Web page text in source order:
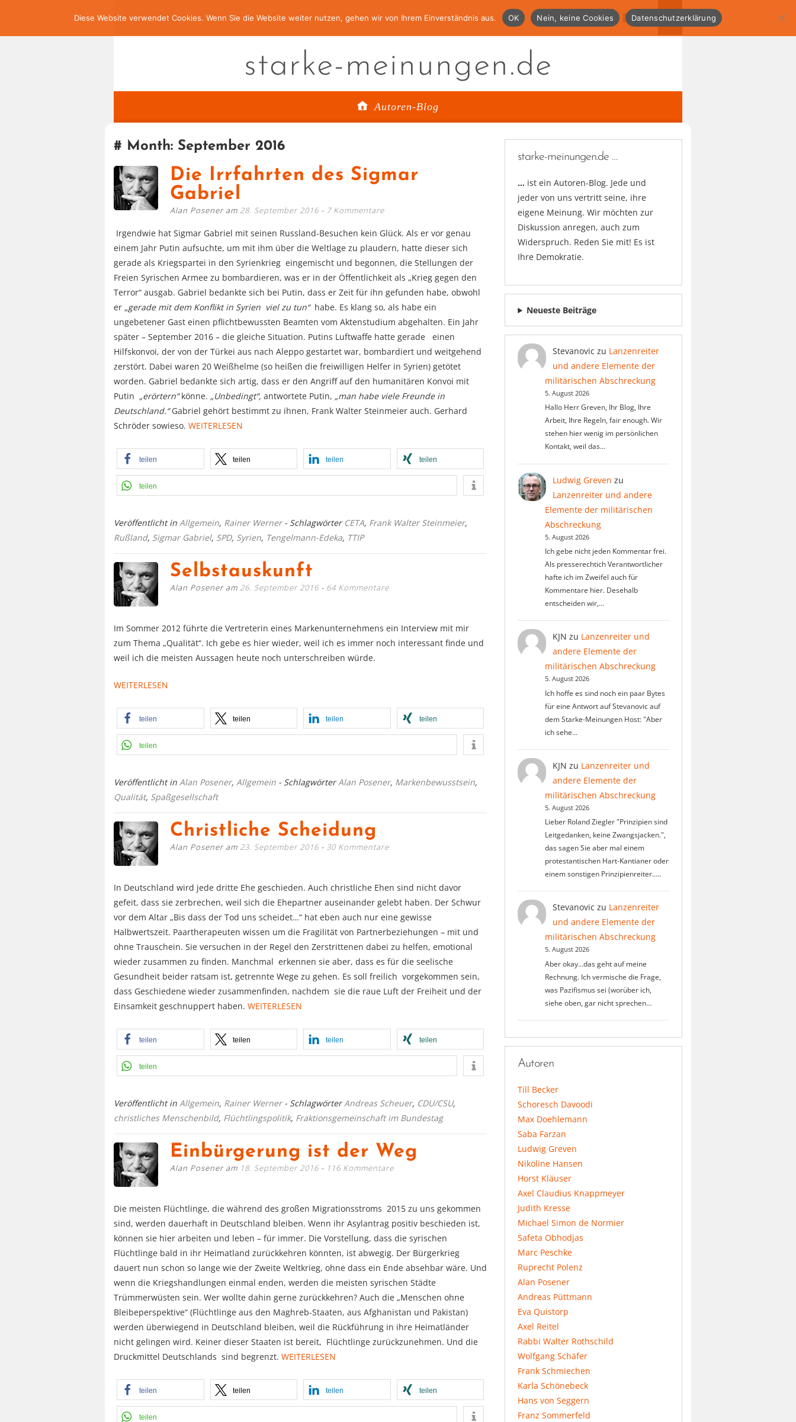
starke-meinungen.de
Autoren-Blog
Month: September 2016
Die Irrfahrten des Sigmar
Gabriel
Alan Posener am 28. September 2016 7 Kommentare
Irgendwie hat Sigmar Gabriel mit seinen Russland-Besuchen kein Glück. Als er vor genau
einem Jahr Putin aufsuchte, um mit ihm über die Weltlage zu plaudern, hatte dieser sich
gerade als Kriegspartei in den Syrienkrieg eingemischt und begonnen, die Stellungen der
Freien Syrischen Armee zu bombardieren, was er in der Öffentlichkeit als „Krieg gegen den
Terror“ ausgab. Gabriel bedankte sich bei Putin, dass er Zeit für ihn gefunden habe, obwohl
er „gerade mit dem Konflikt in Syrien viel zu tun“habe. Es klang so, als habe ein
ungebetener Gast einen pflichtbewussten Beamten vom Aktenstudium abgehalten. Ein Jahr
später – September 2016 – die gleiche Situation. Putins Luftwaffe hatte gerade einen
Hilfskonvoi, der von der Türkei aus nach Aleppo gestartet war, bombardiert und weitgehend
zerstört. Dabei waren 20 Weißhelme (so heißen die freiwilligen Helfer in Syrien) getötet
worden. Gabriel bedankte sich artig, dass er den Angriff auf den humanitären Konvoi mit
Putin „erörtern“könne. „Unbedingt“, antwortete Putin, „man habe viele Freunde in
Deutschland.“Gabriel gehört bestimmt zu ihnen, Frank Walter Steinmeier auch. Gerhard
Schröder sowieso. WEITERLESEN
teilen teilen teilen teilen
teilen
Veröffentlicht in Allgemein, Rainer Werner - Schlagwörter CETA, Frank Walter Steinmeier,
Rußland, Sigmar Gabriel, SPD, Syrien, Tengelmann-Edeka, TTIP
Selbstauskunft
Alan Posener am 26. September 2016 64 Kommentare
Im Sommer 2012 führte die Vertreterin eines Markenunternehmens ein Interview mit mir
zum Thema „Qualität“. Ich gebe es hier wieder, weil ich es immer noch interessant finde und
weil ich die meisten Aussagen heute noch unterschreiben würde.
WEITERLESEN
teilen teilen teilen teilen
teilen
Veröffentlicht in Alan Posener, Allgemein - SchlagwörterAlan Posener, Markenbewusstsein,
Qualität, Spaßgesellschaft
Christliche Scheidung
Alan Posener am 23. September 2016 30 Kommentare
In Deutschland wird jede dritte Ehe geschieden. Auch christliche Ehen sind nicht davor
gefeit, dass sie zerbrechen, weil sich die Ehepartner auseinander gelebt haben. Der Schwur
vor dem Altar „Bis dass der Tod uns scheidet…“ hat eben auch nur eine gewisse
Halbwertszeit. Paartherapeuten wissen um die Fragilität von Partnerbeziehungen – mit und
ohne Trauschein. Sie versuchen in der Regel den Zerstrittenen dabei zu helfen, emotional
wieder zusammen zu finden. Manchmal erkennen sie aber, dass es für die seelische
Gesundheit beider ratsam ist, getrennte Wege zu gehen. Es soll freilich vorgekommen sein,
dass Geschiedene wieder zusammenfinden, nachdem sie die raue Luft der Freiheit und der
Einsamkeit geschnuppert haben. WEITERLESEN
teilen teilen teilen teilen
teilen
Veröffentlicht in Allgemein, Rainer Werner - SchlagwörterAndreas Scheuer, CDU/CSU,
christliches Menschenbild, Flüchtlingspolitik, Fraktionsgemeinschaft im Bundestag
Einbürgerung ist der Weg
Alan Posener am 18. September 2016 116 Kommentare
Die meisten Flüchtlinge, die während des großen Migrationsstroms 2015 zu uns gekommen
sind, werden dauerhaft in Deutschland bleiben. Wenn ihr Asylantrag positiv beschieden ist,
können sie hier arbeiten und leben – für immer. Die Vorstellung, dass die syrischen
Flüchtlinge bald in ihr Heimatland zurückkehren könnten, ist abwegig. Der Bürgerkrieg
dauert nun schon so lange wie der Zweite Weltkrieg, ohne dass ein Ende absehbar wäre. Und
wenn die Kriegshandlungen einmal enden, werden die meisten syrischen Städte
Trümmerwüsten sein. Wer wollte dahin gerne zurückkehren? Auch die „Menschen ohne
Bleibeperspektive“ (Flüchtlinge aus den Maghreb-Staaten, aus Afghanistan und Pakistan)
werden überwiegend in Deutschland bleiben, weil die Rückführung in ihre Heimatländer
nicht gelingen wird. Keiner dieser Staaten ist bereit, Flüchtlinge zurückzunehmen. Und die
Druckmittel Deutschlands sind begrenzt. WEITERLESEN
teilen teilen teilen teilen
teilen
starke-meinungen.de …
… ist ein Autoren-Blog. Jede und
jeder von uns vertritt seine, ihre
eigene Meinung. Wir möchten zur
Diskussion anregen, auch zum
Widerspruch. Reden Sie mit! Es ist
Ihre Demokratie.
Neueste Beiträge
Stevanovic zu Lanzenreiter
und andere Elemente der
militärischen Abschreckung
5. August 2026
Hallo Herr Greven, Ihr Blog, Ihre
Arbeit, Ihre Regeln, fair enough. Wir
stehen hier wenig im persönlichen
Kontakt, weil das…
Ludwig Greven zu
Lanzenreiter und andere
Elemente der militärischen
Abschreckung
5. August 2026
Ich gebe nicht jeden Kommentar frei.
Als presserechtich Verantwortlicher
hafte ich im Zweifel auch für
Kommentare hier. Desehalb
entscheiden wir,…
KJN zu Lanzenreiter und
andere Elemente der
militärischen Abschreckung
5. August 2026
Ich hoffe es sind noch ein paar Bytes
für eine Antwort auf Stevanovic auf
dem Starke-Meinungen Host: "Aber
ich sehe…
KJN zu Lanzenreiter und
andere Elemente der
militärischen Abschreckung
5. August 2026
Lieber Roland Ziegler "Prinzipien sind
Leitgedanken, keine Zwangsjacken.",
das sagen Sie aber mal einem
protestantischen Hart-Kantianer oder
einem sonstigen Prinzipienreiter..…
Stevanovic zu Lanzenreiter
und andere Elemente der
militärischen Abschreckung
5. August 2026
Aber okay...das geht auf meine
Rechnung. Ich vermische die Frage,
was Pazifismus sei (worüber ich,
siehe oben, gar nicht sprechen…
Autoren
Till Becker
Schoresch Davoodi
Max Doehlemann
Saba Farzan
Ludwig Greven
Nikoline Hansen
Horst Kläuser
Axel Claudius Knappmeyer
Judith Kresse
Michael Simon de Normier
Safeta Obhodjas
Marc Peschke
Ruprecht Polenz
Alan Posener
Andreas Püttmann
Eva Quistorp
Axel Reitel
Rabbi Walter Rothschild
Wolfgang Schäfer
Frank Schmiechen
Karla Schönebeck
Hans von Seggern
Franz Sommerfeld
Diese Website verwendet Cookies. Wenn Sie die Website weiter nutzen, gehen wir von Ihrem Einverständnis aus. OK Nein, keine Cookies Datenschutzerklärung